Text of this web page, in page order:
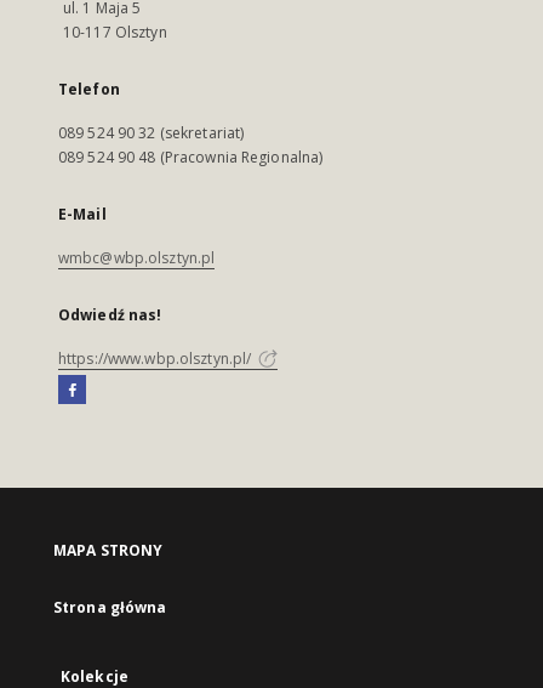
ul. 1 Maja 5
10-117 Olsztyn
Telefon
089 524 90 32 (sekretariat)
089 524 90 48 (Pracownia Regionalna)
E-Mail
wmbc@wbp.olsztyn.pl
Odwiedź nas!
https://www.wbp.olsztyn.pl/
MAPA STRONY
Strona główna
Kolekcje